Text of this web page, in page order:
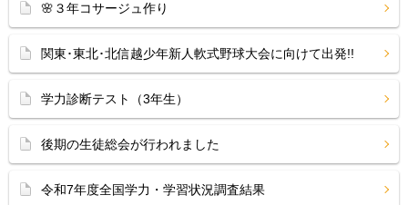
🌸３年コサージュ作り
関東･東北･北信越少年新人軟式野球大会に向けて出発!!
学力診断テスト（3年生）
後期の生徒総会が行われました
令和7年度全国学力・学習状況調査結果